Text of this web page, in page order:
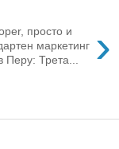
›
просто и
маркетинг
Перу: Трета...